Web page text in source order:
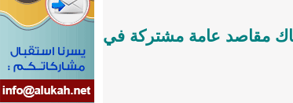
مقاصد عامة مشتركة في